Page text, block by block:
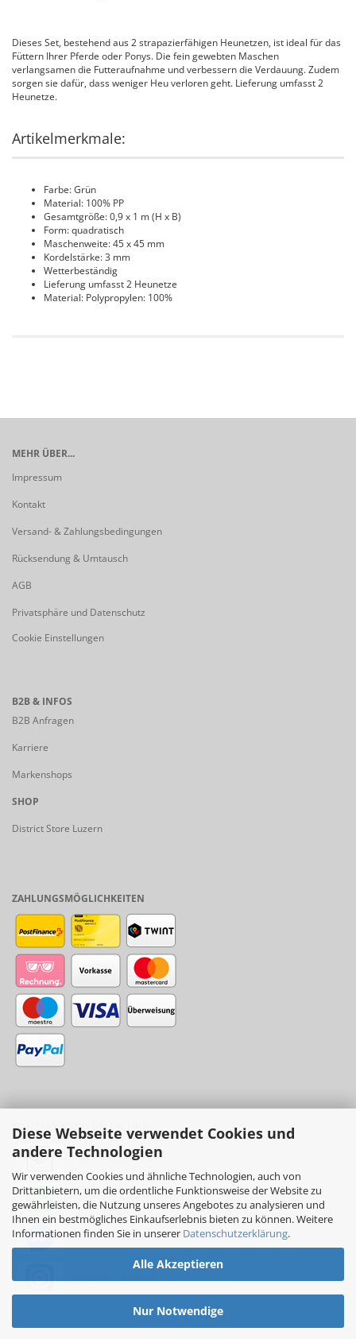
Diese Webseite verwendet Cookies und
andere Technologien
Wir verwenden Cookies und ähnliche Technologien, auch von
Drittanbietern, um die ordentliche Funktionsweise der Website zu
gewährleisten, die Nutzung unseres Angebotes zu analysieren und
Ihnen ein bestmögliches Einkaufserlebnis bieten zu können. Weitere
Informationen finden Sie in unserer Datenschutzerklärung.
Alle Akzeptieren
Nur Notwendige
Dieses Set, bestehend aus 2 strapazierfähigen Heunetzen, ist ideal für das
Füttern Ihrer Pferde oder Ponys. Die fein gewebten Maschen
verlangsamen die Futteraufnahme und verbessern die Verdauung. Zudem
sorgen sie dafür, dass weniger Heu verloren geht. Lieferung umfasst 2
Heunetze.
Artikelmerkmale:
Farbe: Grün
Material: 100% PP
Gesamtgröße: 0,9 x 1 m (H x B)
Form: quadratisch
Maschenweite: 45 x 45 mm
Kordelstärke: 3 mm
Wetterbeständig
Lieferung umfasst 2 Heunetze
Material: Polypropylen: 100%
MEHR ÜBER...
Impressum
Kontakt
Versand- & Zahlungsbedingungen
Rücksendung & Umtausch
AGB
Privatsphäre und Datenschutz
Cookie Einstellungen
B2B & INFOS
B2B Anfragen
Karriere
Markenshops
SHOP
District Store Luzern
ZAHLUNGSMÖGLICHKEITEN
KONTAKT RUND UM DIE UHR
info@sinni.ch
Nachricht:+41788997155
Messenger: sinni.ch